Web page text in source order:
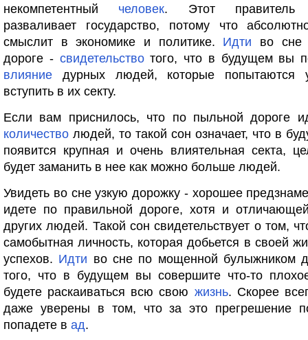
некомпетентный человек. Этот правитель
разваливает государство, потому что
смыслит в экономике и политике. Идти во сне
дороге - свидетельствотого, что в будущем вы
влияние дурных людей, которые попытаются
вступить в их секту.
Если вам приснилось, что по пыльной дороге
количество людей, то такой сон означает, что в
появится крупная и очень влиятельная секта,
будет заманить в нее как можно больше людей.
Увидеть во сне узкую дорожку - хорошее
идете по правильной дороге, хотя и
других людей. Такой сон свидетельствует о том,
самобытная личность, которая добьется в своей
успехов. Идти во сне по мощенной булыжником
того, что в будущем вы совершите что-то
будете раскаиваться всю свою жизнь. Скорее
даже уверены в том, что за это прегрешение
попадете в ад.